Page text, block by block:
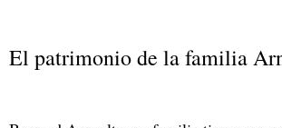
El patrimonio de la familia